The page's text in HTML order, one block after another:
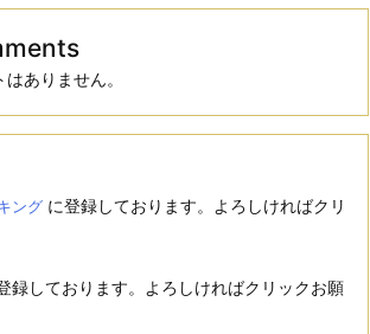
ありません。
ング に登録しております。よろしければクリ
録しております。よろしければクリックお願